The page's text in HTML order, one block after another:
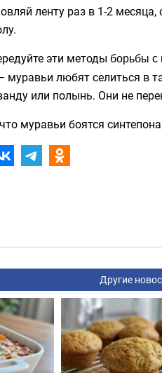
ленту раз в 1-2
эти методы борьбы с
муравьи любят селиться в
или полынь. Они не
муравьи боятся
Другие